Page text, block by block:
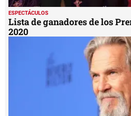
ESPECTÁCULOS
Lista de ganadores de los
2020